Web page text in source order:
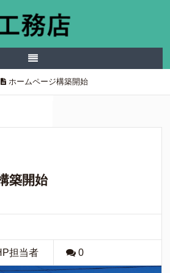
ホームページ構築開始
築開始
担当者 0